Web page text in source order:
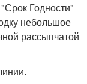
Годности"
небольшое
рассыпчатой